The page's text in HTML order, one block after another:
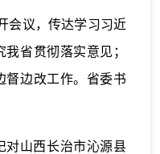
议，传达学习习近
省贯彻落实意见；
督边改工作。省委书
山西长治市沁源县